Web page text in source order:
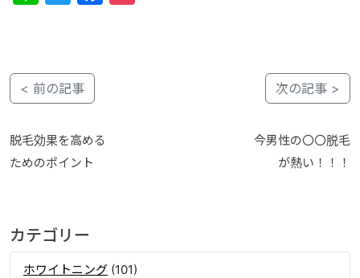
< 前の記事
脱毛効果を高める
ためのポイント
次の記事 >
今男性の〇〇脱毛
が熱い！！！
カテゴリー
ホワイトニング (101)